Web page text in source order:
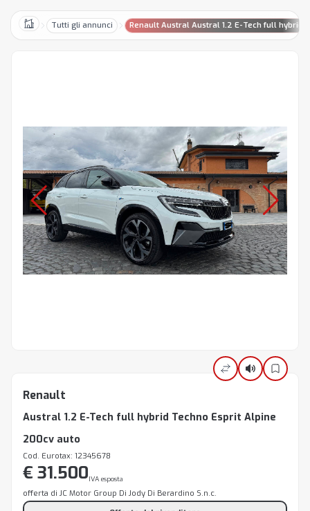
HomeTutti gli annunci Renault Austral Austral 1.2 E-Tech full hybrid
Renault
Austral 1.2 E-Tech full hybrid Techno Esprit Alpine
200cv auto
Cod. Eurotax: 12345678
€ 31.500IVA esposta
offerta di JC Motor Group Di Jody Di Berardino S.n.c.